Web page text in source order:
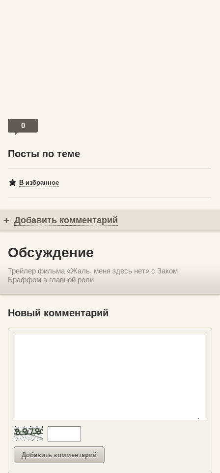
0
Посты по теме
В избранное
Добавить комментарий
Обсуждение
Трейлер фильма «Жаль, меня здесь нет» с Заком
Браффом в главной роли
Новый комментарий